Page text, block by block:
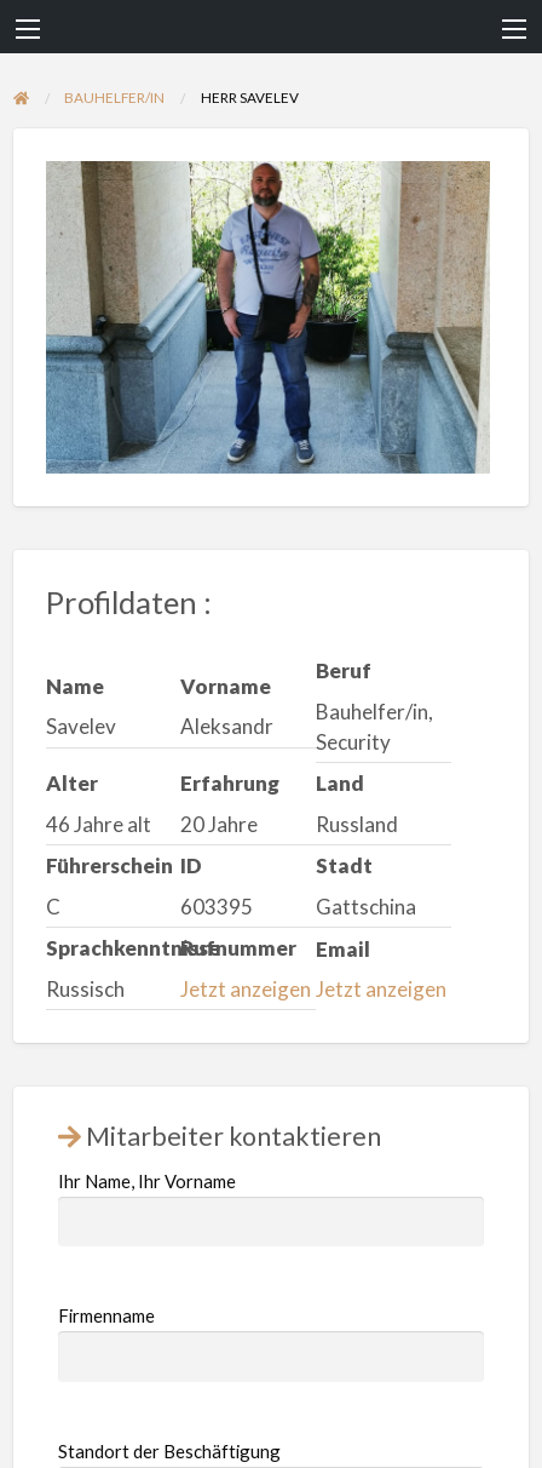
BAUHELFER/IN HERR SAVELEV
Profildaten :
Name
Savelev
Vorname
Aleksandr
Beruf
Bauhelfer/in,
Security
Alter
46 Jahre alt
Erfahrung
20 Jahre
Land
Russland
Führerschein
C
ID
603395
Stadt
Gattschina
Sprachkenntnisse
Russisch
Rufnummer
Jetzt anzeigen
Email
Jetzt anzeigen
Mitarbeiter kontaktieren
Ihr Name, Ihr Vorname
Firmenname
Standort der Beschäftigung